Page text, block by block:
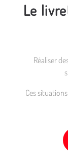
Le
Réaliser
Ces